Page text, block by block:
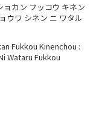
ョカン フッコウ キネン
ウワ シネン ニ ワタル
Fukkou Kinenchou :
Wataru Fukkou